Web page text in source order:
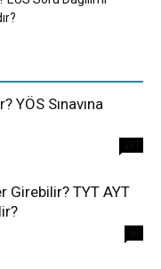
YÖS Sınavına
Girebilir? TYT AYT